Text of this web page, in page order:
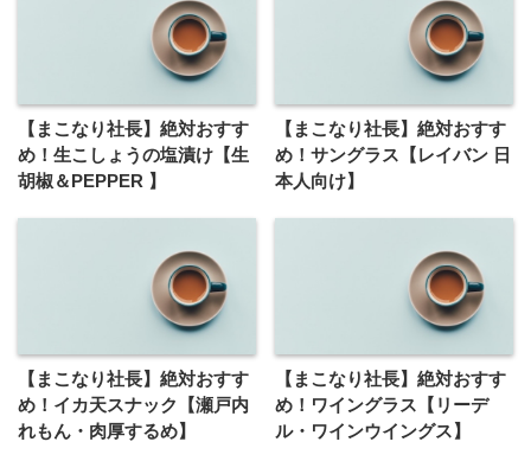
【まこなり社長】絶対おすす
め！生こしょうの塩漬け【生
胡椒＆PEPPER 】
【まこなり社長】絶対おすす
め！サングラス【レイバン 日
本人向け】
【まこなり社長】絶対おすす
め！イカ天スナック【瀬戸内
れもん・肉厚するめ】
【まこなり社長】絶対おすす
め！ワイングラス【リーデ
ル・ワインウイングス】